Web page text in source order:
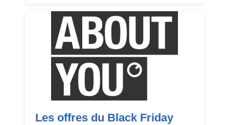
Les offres du Black Friday